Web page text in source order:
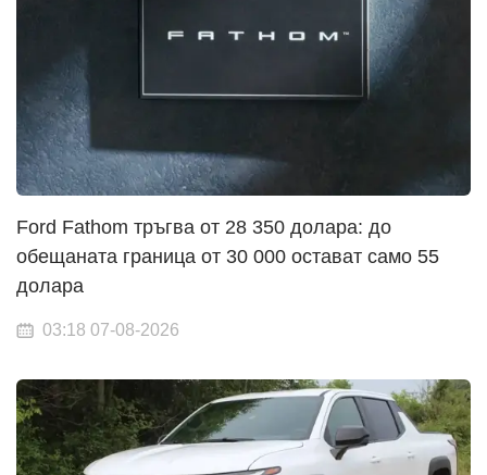
Ford Fathom тръгва от 28 350 долара: до
обещаната граница от 30 000 остават само 55
долара
03:18 07-08-2026